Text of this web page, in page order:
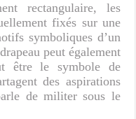
rectangulaire, les
fixés sur une
symboliques d’un
peut également
être le symbole de
des aspirations
de militer sous le